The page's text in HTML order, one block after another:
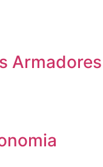
Armadores